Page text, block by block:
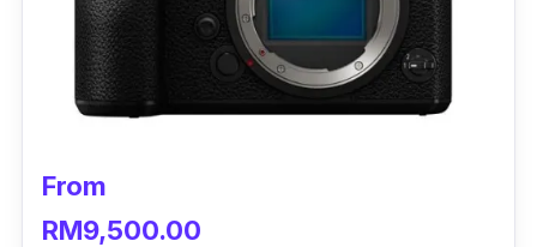
From
RM9,500.00